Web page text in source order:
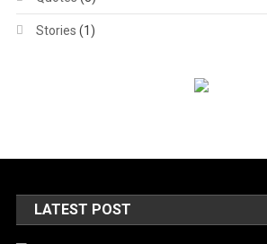
Stories (1)
LATEST POST